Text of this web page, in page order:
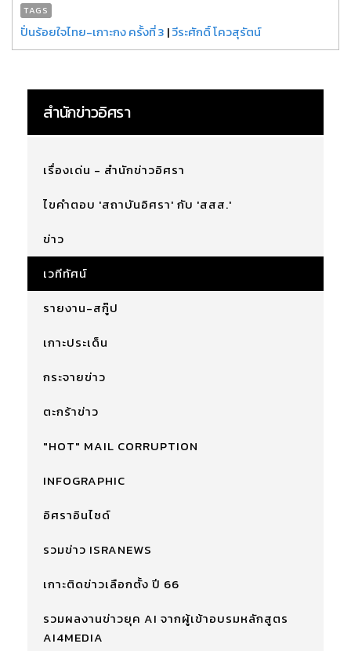
TAGS
ปั่นร้อยใจไทย-เกาะกง ครั้งที่ 3 |วีระศักดิ์ โควสุรัตน์
สำนักข่าวอิศรา
เรื่องเด่น - สำนักข่าวอิศรา
ไขคำตอบ 'สถาบันอิศรา' กับ 'สสส.'
ข่าว
เวทีทัศน์
รายงาน-สกู๊ป
เกาะประเด็น
กระจายข่าว
ตะกร้าข่าว
"HOT" MAIL CORRUPTION
INFOGRAPHIC
อิศราอินไซด์
รวมข่าว ISRANEWS
เกาะติดข่าวเลือกตั้ง ปี 66
รวมผลงานข่าวยุค AI จากผู้เข้าอบรมหลักสูตร
AI4MEDIA